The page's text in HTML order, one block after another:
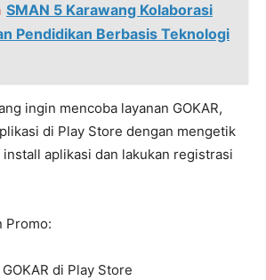
SMAN 5 Karawang Kolaborasi
Pendidikan Berbasis Teknologi
ingin mencoba layanan GOKAR,
di Play Store dengan mengetik
install aplikasi dan lakukan registrasi
Promo:
di Play Store